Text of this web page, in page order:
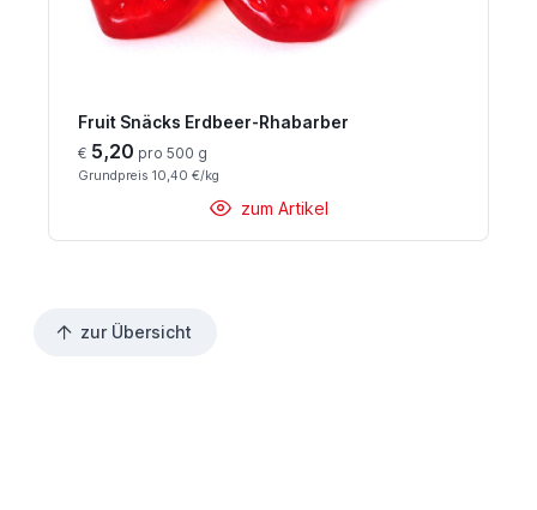
Fruit Snäcks Erdbeer-Rhabarber
€ 5,20 pro 500 g
Grundpreis 10,40 €/kg
zum Artikel
zur Übersicht